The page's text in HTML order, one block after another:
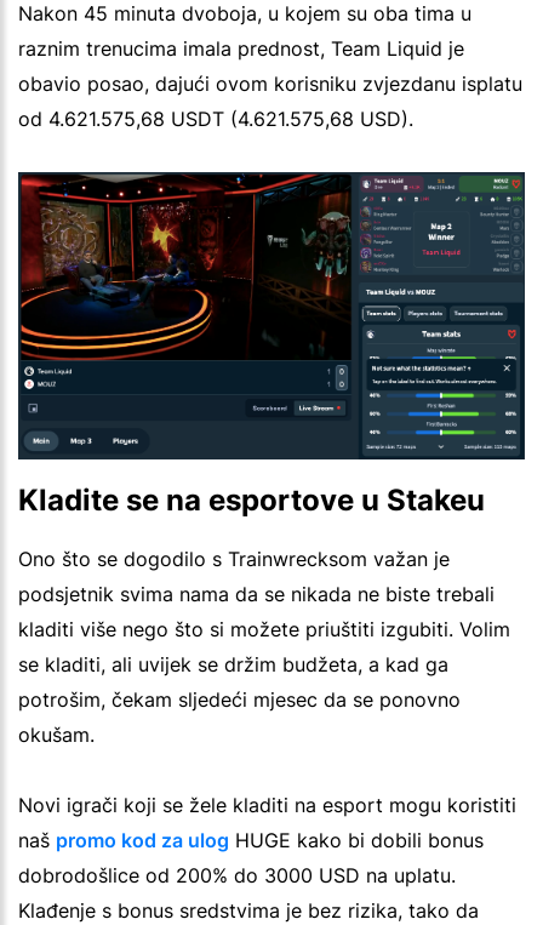
Nakon 45 minuta dvoboja, u kojem su oba tima u
raznim trenucima imala prednost, Team Liquid je
obavio posao, dajući ovom korisniku zvjezdanu isplatu
od 4.621.575,68 USDT (4.621.575,68 USD).
Kladite se na esportove u Stakeu
Ono što se dogodilo s Trainwrecksom važan je
podsjetnik svima nama da se nikada ne biste trebali
kladiti više nego što si možete priuštiti izgubiti. Volim
se kladiti, ali uvijek se držim budžeta, a kad ga
potrošim, čekam sljedeći mjesec da se ponovno
okušam.
Novi igrači koji se žele kladiti na esport mogu koristiti
naš promo kod za ulog HUGE kako bi dobili bonus
dobrodošlice od 200% do 3000 USD na uplatu.
Klađenje s bonus sredstvima je bez rizika, tako da